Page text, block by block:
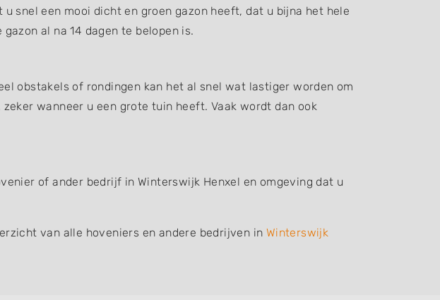
snel een mooi dicht en groen gazon heeft, dat u bijna het hele
al na 14 dagen te belopen is.
obstakels of rondingen kan het al snel wat lastiger worden om
wanneer u een grote tuin heeft. Vaak wordt dan ook
of ander bedrijf in Winterswijk Henxel en omgeving dat u
van alle hoveniers en andere bedrijven in Winterswijk